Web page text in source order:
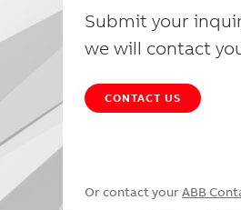
Submit your
we will contact
CONTACT US
Or contact your ABB